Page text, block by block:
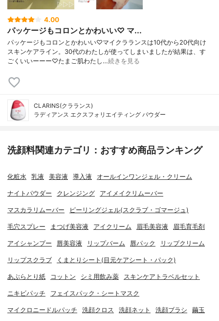
4.00
パッケージもコロンとかわいい♡ マ...
パッケージもコロンとかわいい♡マイクラランスは10代から20代向け
スキンケアライン。30代のわたしが使ってしまいましたが結果は、す
ごくいいーーー♡たまご肌わたし…続きを見る
CLARINS(クラランス)
ラディアンス エクスフォリエイティング パウダー
洗顔料関連カテゴリ：おすすめ商品ランキング
化粧水 乳液 美容液 導入液 オールインワンジェル・クリーム
ナイトパウダー クレンジング アイメイクリムーバー
マスカラリムーバー ピーリングジェル(スクラブ・ゴマージュ)
毛穴スプレー まつげ美容液 アイクリーム 眉毛美容液 眉毛育毛剤
アイシャンプー 唇美容液 リップバーム 唇パック リップクリーム
リップスクラブ くまとりシート(目元ケアシート・パック)
あぶらとり紙 コットン シミ用飲み薬 スキンケアトラベルセット
ニキビパッチ フェイスパック・シートマスク
マイクロニードルパッチ 洗顔クロス 洗顔ネット 洗顔ブラシ 繭玉